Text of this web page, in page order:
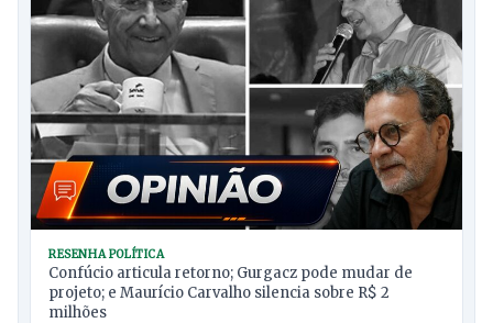
RESENHA POLÍTICA
Confúcio articula retorno; Gurgacz pode mudar de
projeto; e Maurício Carvalho silencia sobre R$ 2
milhões